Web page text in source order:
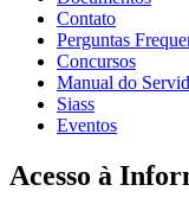
Contato
Perguntas
Concursos
Manual do
Siass
Eventos
Acesso à